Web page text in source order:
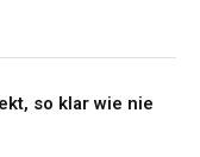
so klar wie nie